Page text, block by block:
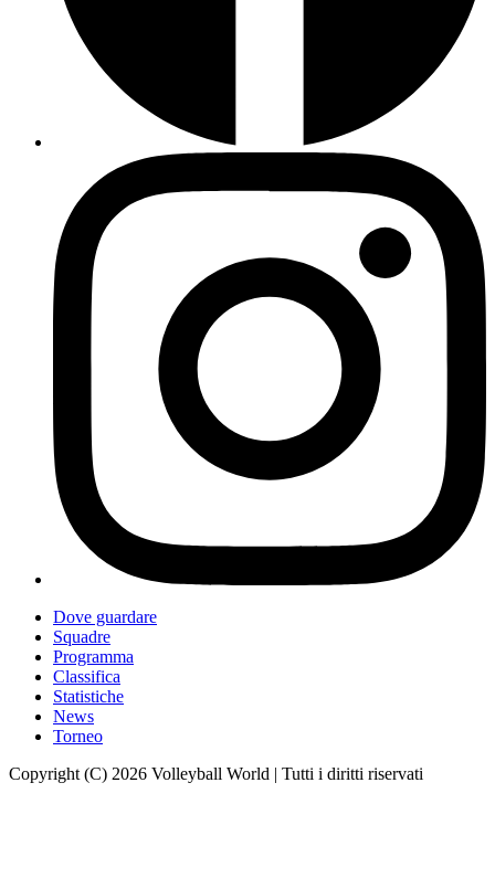
Dove guardare
Squadre
Programma
Classifica
Statistiche
News
Torneo
Copyright (C) 2026 Volleyball World | Tutti i diritti riservati